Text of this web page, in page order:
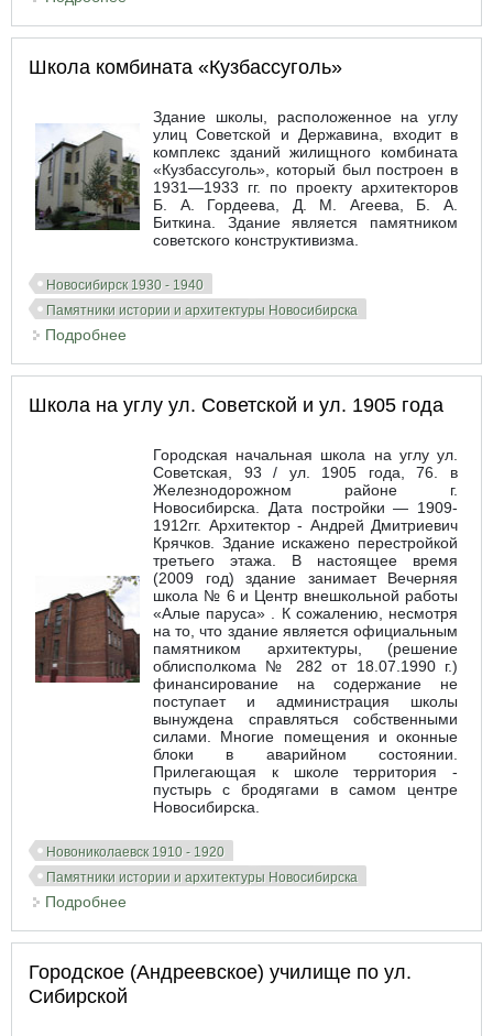
Школа комбината «Кузбассуголь»
Здание школы, расположенное на углу
улиц Советской и Державина, входит в
комплекс зданий жилищного комбината
«Кузбассуголь», который был построен в
1931—1933 гг. по проекту архитекторов
Б. А. Гордеева, Д. М. Агеева, Б. А.
Биткина. Здание является памятником
советского конструктивизма.
Новосибирск 1930 - 1940
Памятники истории и архитектуры Новосибирска
Подробнее
Школа на углу ул. Советской и ул. 1905 года
Городская начальная школа на углу ул.
Советская, 93 / ул. 1905 года, 76. в
Железнодорожном районе г.
Новосибирска. Дата постройки — 1909-
1912гг. Архитектор - Андрей Дмитриевич
Крячков. Здание искажено перестройкой
третьего этажа. В настоящее время
(2009 год) здание занимает Вечерняя
школа № 6 и Центр внешкольной работы
«Алые паруса» . К сожалению, несмотря
на то, что здание является официальным
памятником архитектуры, (решение
облисполкома № 282 от 18.07.1990 г.)
финансирование на содержание не
поступает и администрация школы
вынуждена справляться собственными
силами. Многие помещения и оконные
блоки в аварийном состоянии.
Прилегающая к школе территория -
пустырь с бродягами в самом центре
Новосибирска.
Новониколаевск 1910 - 1920
Памятники истории и архитектуры Новосибирска
Подробнее
Городское (Андреевское) училище по ул.
Сибирской